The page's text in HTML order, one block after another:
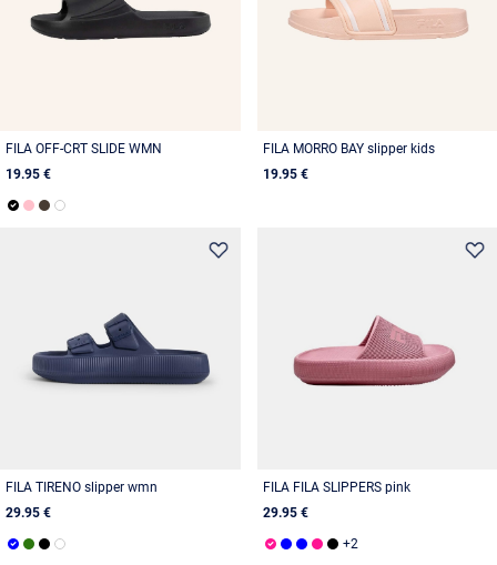
FILA OFF-CRT SLIDE WMN
19.95 €
FILA MORRO BAY slipper kids
19.95 €
FILA TIRENO slipper wmn
29.95 €
FILA FILA SLIPPERS pink
29.95 €